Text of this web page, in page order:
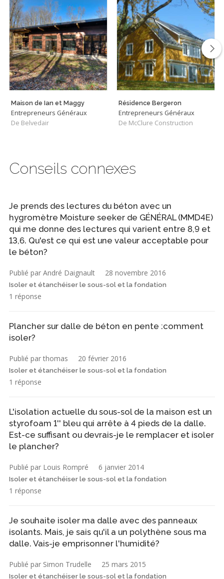
Maison de Ian et Maggy
Entrepreneurs Généraux
De Belvedair
Résidence Bergeron
Entrepreneurs Généraux
De McClure Construction
Conseils connexes
Je prends des lectures du béton avec un
hygromètre Moisture seeker de GÉNÉRAL (MMD4E)
qui me donne des lectures qui varient entre 8,9 et
13,6. Qu'est ce qui est une valeur acceptable pour
le béton?
Publié par André Daignault 28 novembre 2016
Isoler et étanchéiser le sous-sol et la fondation
1 réponse
Plancher sur dalle de béton en pente :comment
isoler?
Publié par thomas 20 février 2016
Isoler et étanchéiser le sous-sol et la fondation
1 réponse
L'isolation actuelle du sous-sol de la maison est un
styrofoam 1'' bleu qui arrête à 4 pieds de la dalle.
Est-ce suffisant ou devrais-je le remplacer et isoler
le plancher?
Publié par Louis Rompré 6 janvier 2014
Isoler et étanchéiser le sous-sol et la fondation
1 réponse
Je souhaite isoler ma dalle avec des panneaux
isolants. Mais, je sais qu'il a un polythène sous ma
dalle. Vais-je emprisonner l'humidité?
Publié par Simon Trudelle 25 mars 2015
Isoler et étanchéiser le sous-sol et la fondation